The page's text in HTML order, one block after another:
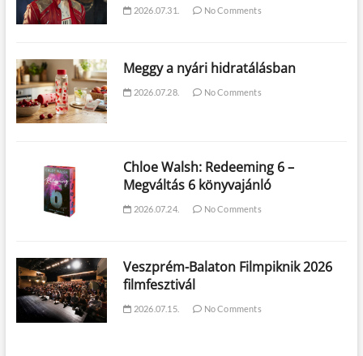
2026.07.31. No Comments
Meggy a nyári hidratálásban
2026.07.28. No Comments
Chloe Walsh: Redeeming 6 –
Megváltás 6 könyvajánló
2026.07.24. No Comments
Veszprém-Balaton Filmpiknik 2026
filmfesztivál
2026.07.15. No Comments